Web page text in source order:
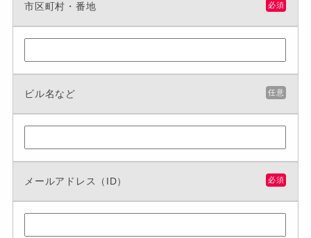
市区町村・番地 必須
ビル名など 任意
メールアドレス（ID） 必須